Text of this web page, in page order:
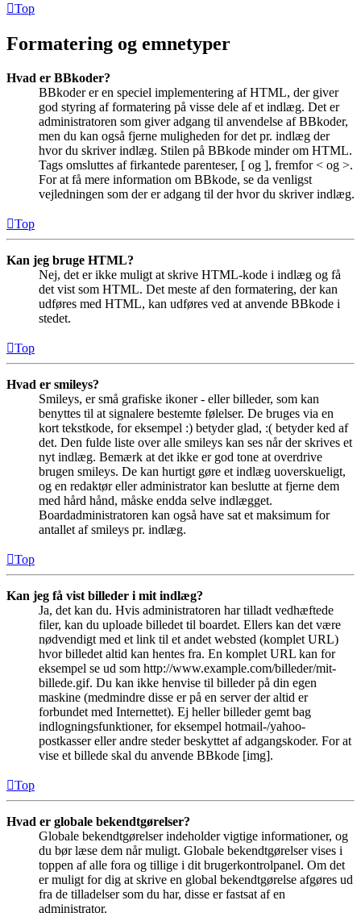
Top
Formatering og emnetyper
Hvad er BBkoder?
BBkoder er en speciel implementering af HTML, der giver
god styring af formatering på visse dele af et indlæg. Det er
administratoren som giver adgang til anvendelse af BBkoder,
men du kan også fjerne muligheden for det pr. indlæg der
hvor du skriver indlæg. Stilen på BBkode minder om HTML.
Tags omsluttes af firkantede parenteser, [ og ], fremfor < og >.
For at få mere information om BBkode, se da venligst
vejledningen som der er adgang til der hvor du skriver indlæg.
Top
Kan jeg bruge HTML?
Nej, det er ikke muligt at skrive HTML-kode i indlæg og få
det vist som HTML. Det meste af den formatering, der kan
udføres med HTML, kan udføres ved at anvende BBkode i
stedet.
Top
Hvad er smileys?
Smileys, er små grafiske ikoner - eller billeder, som kan
benyttes til at signalere bestemte følelser. De bruges via en
kort tekstkode, for eksempel :) betyder glad, :( betyder ked af
det. Den fulde liste over alle smileys kan ses når der skrives et
nyt indlæg. Bemærk at det ikke er god tone at overdrive
brugen smileys. De kan hurtigt gøre et indlæg uoverskueligt,
og en redaktør eller administrator kan beslutte at fjerne dem
med hård hånd, måske endda selve indlægget.
Boardadministratoren kan også have sat et maksimum for
antallet af smileys pr. indlæg.
Top
Kan jeg få vist billeder i mit indlæg?
Ja, det kan du. Hvis administratoren har tilladt vedhæftede
filer, kan du uploade billedet til boardet. Ellers kan det være
nødvendigt med et link til et andet websted (komplet URL)
hvor billedet altid kan hentes fra. En komplet URL kan for
eksempel se ud som http://www.example.com/billeder/mit-
billede.gif. Du kan ikke henvise til billeder på din egen
maskine (medmindre disse er på en server der altid er
forbundet med Internettet). Ej heller billeder gemt bag
indlogningsfunktioner, for eksempel hotmail-/yahoo-
postkasser eller andre steder beskyttet af adgangskoder. For at
vise et billede skal du anvende BBkode [img].
Top
Hvad er globale bekendtgørelser?
Globale bekendtgørelser indeholder vigtige informationer, og
du bør læse dem når muligt. Globale bekendtgørelser vises i
toppen af alle fora og tillige i dit brugerkontrolpanel. Om det
er muligt for dig at skrive en global bekendtgørelse afgøres ud
fra de tilladelser som du har, disse er fastsat af en
administrator.